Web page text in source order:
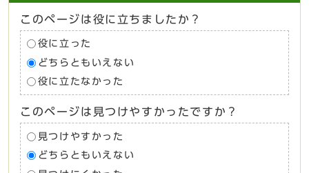
このページは役に立ちましたか？
役に立った
どちらともいえない
役に立たなかった
このページは見つけやすかったですか？
見つけやすかった
どちらともいえない